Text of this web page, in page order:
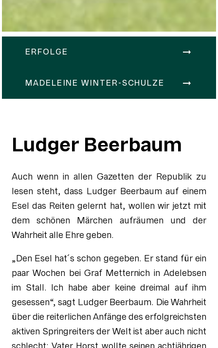
ERFOLGE
MADELEINE WINTER-SCHULZE
Ludger Beerbaum
Auch wenn in allen Gazetten der Republik zu
lesen steht, dass Ludger Beerbaum auf einem
Esel das Reiten gelernt hat, wollen wir jetzt mit
dem schönen Märchen aufräumen und der
Wahrheit alle Ehre geben.
„Den Esel hat´s schon gegeben. Er stand für ein
paar Wochen bei Graf Metternich in Adelebsen
im Stall. Ich habe aber keine dreimal auf ihm
gesessen“, sagt Ludger Beerbaum. Die Wahrheit
über die reiterlichen Anfänge des erfolgreichsten
aktiven Springreiters der Welt ist aber auch nicht